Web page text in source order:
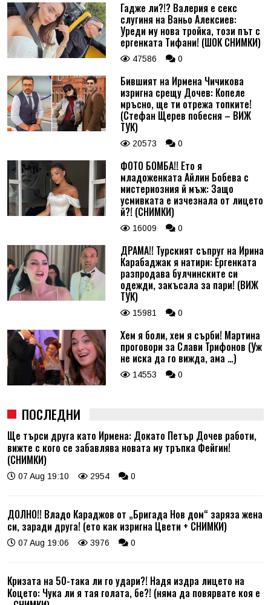
Коментар*
Гадже ли?!? Валерия е секс
слугиня на Ваньо Алексиев:
Уреди му нова тройка, този път с
ергенката Тифани! (ШОК СНИМКИ)
47586 0
Бившият на Ирмена Чичикова
изригна срещу Дочев: Копеле
мръсно, ще ти отрежа топките!
(Стефан Щерев побесня – ВИЖ
ТУК)
20573 0
ФОТО БОМБА!! Ето я
младоженката Айлин Бобева с
мистериозния й мъж: Защо
усмивката е изчезнала от лицето
й?! (СНИМКИ)
16009 0
ДРАМА!! Турският съпруг на Ирина
Карабаджак я натири: Ергенката
разпродава булчинските си
одежди, закъсала за пари! (ВИЖ
ТУК)
15981 0
Хем я боли, хем я сърби! Мартина
проговори за Слави Трифонов (Уж
не иска да го вижда, ама …)
14553 0
ПОСЛЕДНИ
Ще търси друга като Ирмена: Докато Петър Дочев работи,
вижте с кого се забавлява новата му тръпка Фейгин!
(СНИМКИ)
07 Aug 19:10 2954 0
ДОЛНО!! Владо Караджов от „Бригада Нов дом“ заряза жена
си, заради друга! (ето как изригна Цвети + СНИМКИ)
07 Aug 19:06 3976 0
Кризата на 50-така ли го удари?! Надя издра лицето на
Коцето: Чука ли я тая голата, бе?! (няма да повярвате коя е